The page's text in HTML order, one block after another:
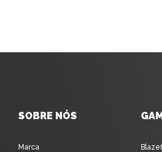
SOBRE NÓS
Marca